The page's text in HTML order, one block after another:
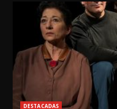
DESTACADAS